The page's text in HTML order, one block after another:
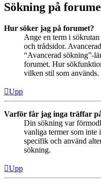
Sökning på
Hur söker jag på forumet?
Ange en term i
och trådsidor.
“Avancerad sökning”-
forumet. Hur
vilken stil som används.
Upp
Varför får jag inga träffar
Din sökning var
vanliga termer som inte
specifik och använd
sökning.
Upp